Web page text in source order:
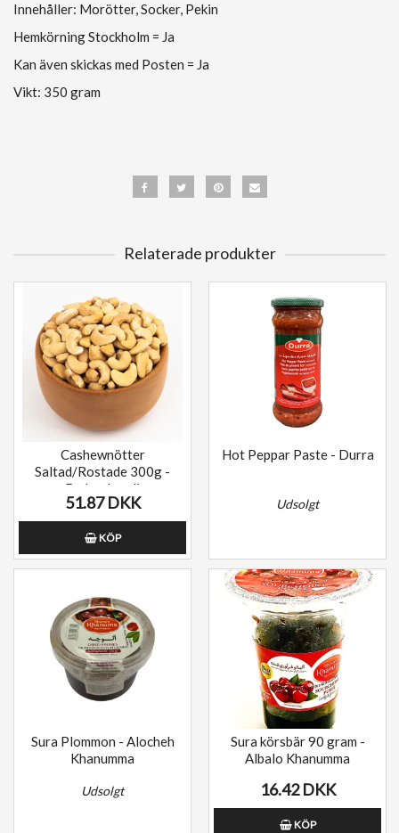
Innehåller: Morötter, Socker, Pekin
Hemkörning Stockholm = Ja
Kan även skickas med Posten = Ja
Vikt: 350 gram
Relaterade produkter
Cashewnötter
Saltad/Rostade 300g -
Badam hendi
51.87 DKK
KÖP
Hot Peppar Paste - Durra
Udsolgt
Sura Plommon - Alocheh
Khanumma
Udsolgt
Sura körsbär 90 gram -
Albalo Khanumma
16.42 DKK
KÖP